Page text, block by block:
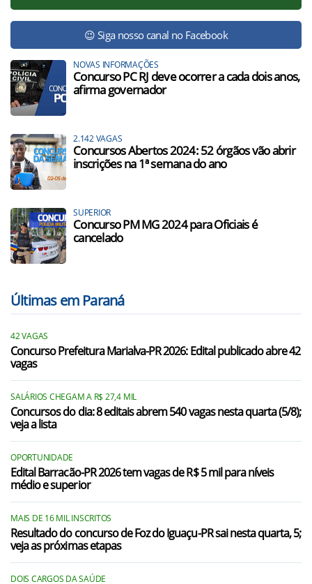
😉 Siga nosso canal no Facebook
NOVAS INFORMAÇÕES
Concurso PC RJ deve ocorrer a cada dois anos,
afirma governador
2.142 VAGAS
Concursos Abertos 2024: 52 órgãos vão abrir
inscrições na 1ª semana do ano
SUPERIOR
Concurso PM MG 2024 para Oficiais é
cancelado
Últimas em Paraná
42 VAGAS
Concurso Prefeitura Marialva-PR 2026: Edital publicado abre 42
vagas
SALÁRIOS CHEGAM A R$ 27,4 MIL
Concursos do dia: 8 editais abrem 540 vagas nesta quarta (5/8);
veja a lista
OPORTUNIDADE
Edital Barracão-PR 2026 tem vagas de R$ 5 mil para níveis
médio e superior
MAIS DE 16 MIL INSCRITOS
Resultado do concurso de Foz do Iguaçu-PR sai nesta quarta, 5;
veja as próximas etapas
DOIS CARGOS DA SAÚDE